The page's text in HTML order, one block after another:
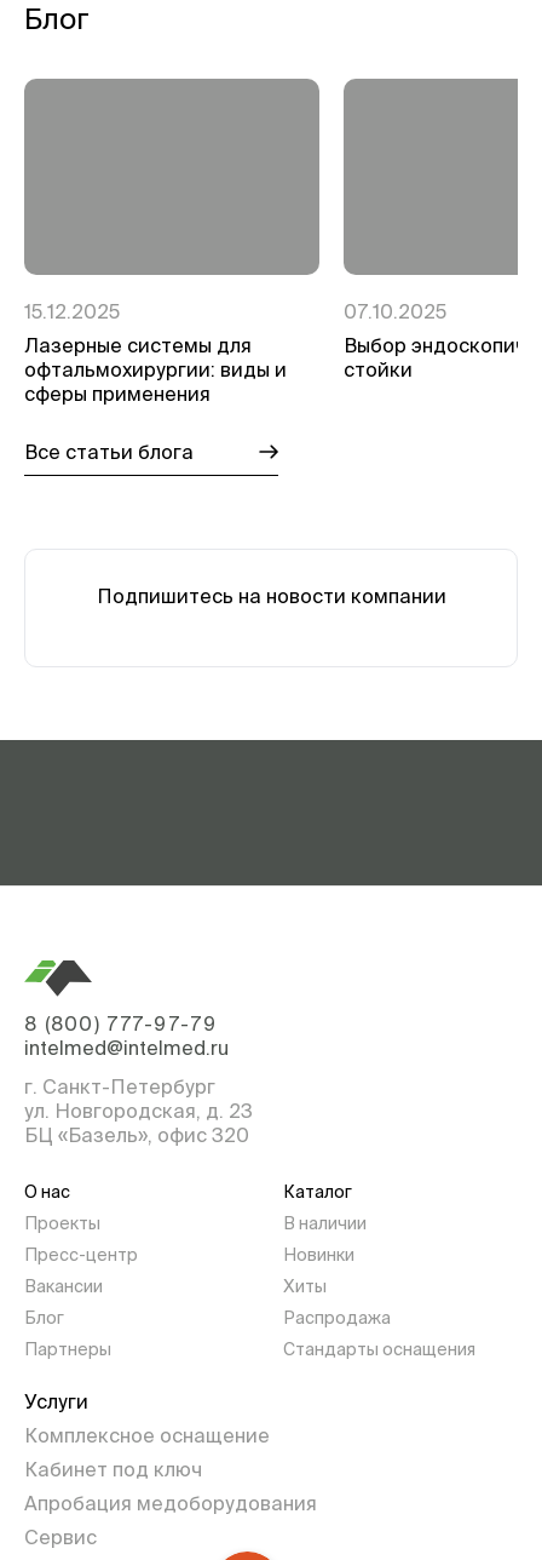
Блог
15.12.2025
Лазерные системы для
офтальмохирургии: виды и
сферы применения
07.10.2025
Выбор
стойки
Все статьи блога
Подпишитесь на новости компании
8 (800) 777-97-79
intelmed@intelmed.ru
г. Санкт-Петербург
ул. Новгородская, д. 23
БЦ «Базель», офис 320
О нас
Проекты
Пресс-центр
Вакансии
Блог
Партнеры
Каталог
В наличии
Новинки
Хиты
Распродажа
Стандарты оснащения
Услуги
Комплексное оснащение
Кабинет под ключ
Апробация медоборудования
Сервис